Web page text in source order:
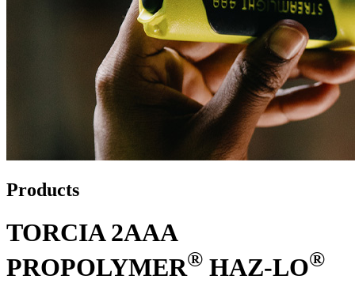
Products
TORCIA 2AAA
PROPOLYMER® HAZ-LO®